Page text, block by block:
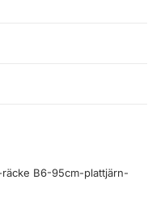
B6-95cm-plattjärn-